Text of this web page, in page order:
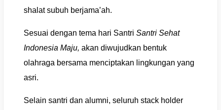
shalat subuh berjama’ah.
Sesuai dengan tema hari Santri Santri Sehat
Indonesia Maju, akan diwujudkan bentuk
olahraga bersama menciptakan lingkungan yang
asri.
Selain santri dan alumni, seluruh stack holder